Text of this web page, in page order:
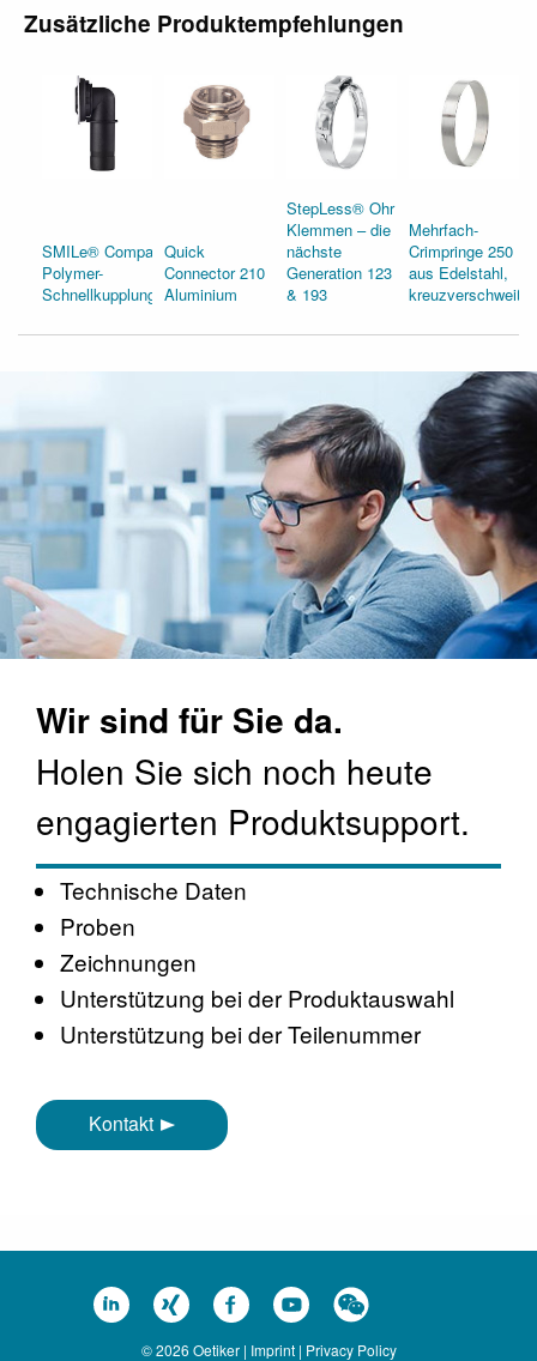
Zusätzliche Produktempfehlungen
SMILe® Compact
Polymer-
Schnellkupplungen
Quick
Connector 210
Aluminium
StepLess® Ohr
Klemmen – die
nächste
Generation 123
& 193
Mehrfach-
Crimpringe 250
aus Edelstahl,
kreuzverschweißt
Wir sind für Sie da.
Holen Sie sich noch heute
engagierten Produktsupport.
Technische Daten
Proben
Zeichnungen
Unterstützung bei der Produktauswahl
Unterstützung bei der Teilenummer
Kontakt
© 2026 Oetiker | Imprint| Privacy Policy